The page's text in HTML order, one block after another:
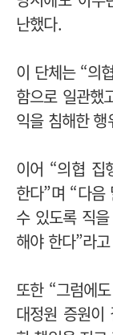
난했다.
이 단체는 “의
함으로 일관했
익을 침해한 행
이어 “의협 집
한다”며 “다
수 있도록 직
해야 한다”라
또한 “그럼에
대정원 증원이